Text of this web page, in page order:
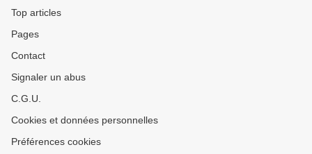
Top articles
Pages
Contact
Signaler un abus
C.G.U.
Cookies et données personnelles
Préférences cookies